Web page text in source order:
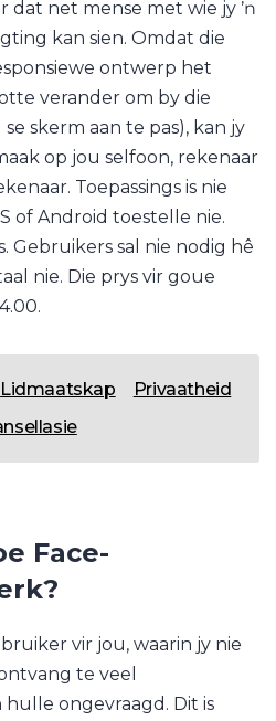
dat net mense met wie jy ŉ
kan sien. Omdat die
ontwerp het
verander om by die
skerm aan te pas), kan jy
op jou selfoon, rekenaar
Toepassings is nie
of Android toestelle nie.
Gebruikers sal nie nodig hê
nie. Die prys vir goue
Lidmaatskap
Privaatheid
Face-
vir jou, waarin jy nie
te veel
hulle ongevraagd. Dit is